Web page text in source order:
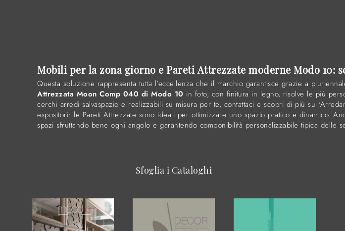
Mobili per la zona giorno e Pareti Attrezzate moderne Modo
Questa soluzione rappresenta tutta l'eccellenza che il marchio garantisce grazie a
Attrezzata Moon Comp 040 di Modo 10 in foto, con finitura in legno, risolve le più
cerchi arredi salvaspazio e realizzabili su misura per te, contattaci e scopri di più
espositori: le Pareti Attrezzate sono ideali per ottimizzare uno spazio pratico e dinamico.
spazi sfruttando bene ogni angolo e garantendo componibilità personalizzabile tipica delle
Sfoglia i Cataloghi